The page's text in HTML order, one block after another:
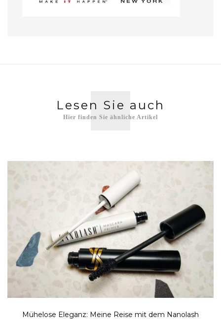
Lesen Sie auch
Hier finden Sie ähnliche Artikel
Mühelose Eleganz: Meine Reise mit dem Nanolash